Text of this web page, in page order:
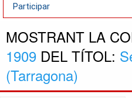
Participar
MOSTRANT LA
1909 DEL TÍTOL:
(Tarragona)